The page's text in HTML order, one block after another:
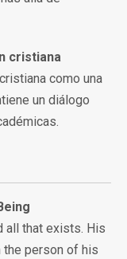
cristiana
como una
un diálogo
all that exists. His
the person of his